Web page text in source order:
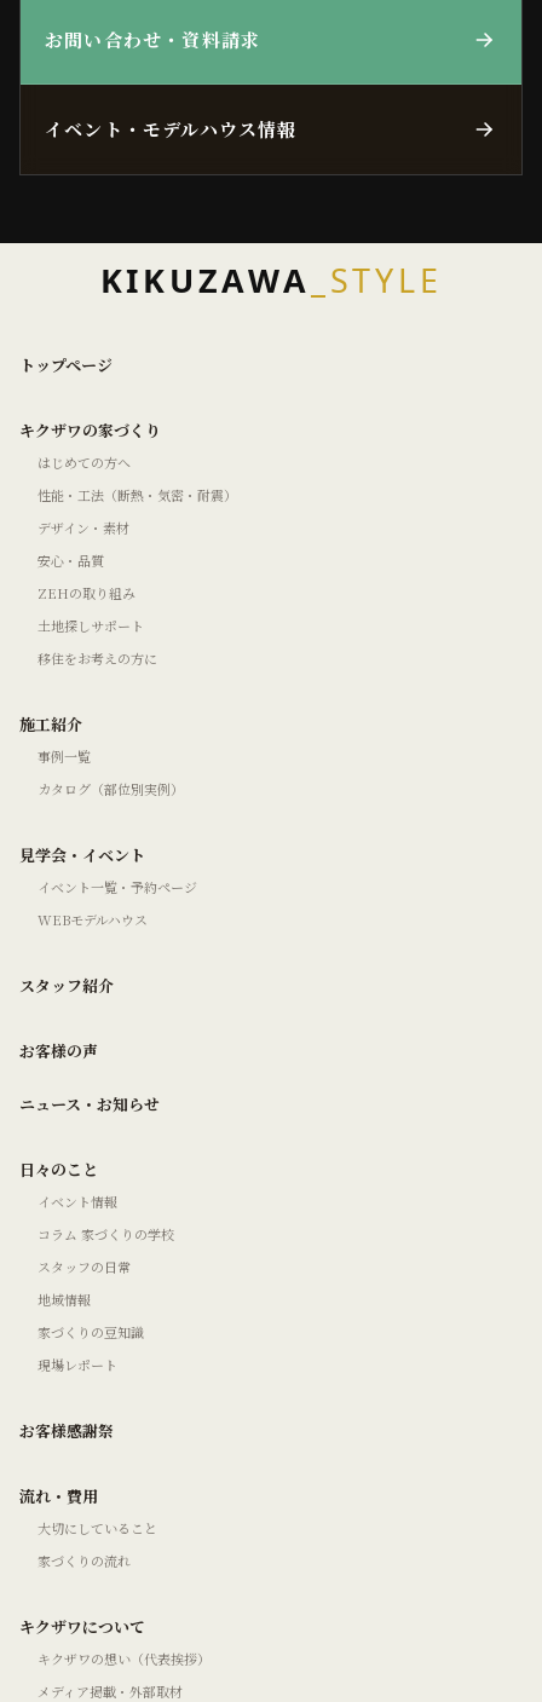
お問い合わせ・資料請求
イベント・モデルハウス情報
KIKUZAWA _STYLE
トップページ
キクザワの家づくり
はじめての方へ
性能・工法（断熱・気密・耐震）
デザイン・素材
安心・品質
ZEHの取り組み
土地探しサポート
移住をお考えの方に
施工紹介
事例一覧
カタログ（部位別実例）
見学会・イベント
イベント一覧・予約ページ
WEBモデルハウス
スタッフ紹介
お客様の声
ニュース・お知らせ
日々のこと
イベント情報
コラム 家づくりの学校
スタッフの日常
地域情報
家づくりの豆知識
現場レポート
お客様感謝祭
流れ・費用
大切にしていること
家づくりの流れ
キクザワについて
キクザワの想い（代表挨拶）
メディア掲載・外部取材